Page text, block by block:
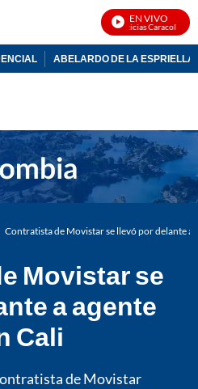
EN VIVO
Noticias Caracol En
ABELARDO DE LA ESPRIELLA
Contratista de Movistar se llevó por delante a
Movistar se
a agente
Cali
de Movistar